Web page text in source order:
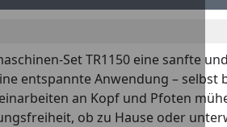
Set TR1150 eine
entspannte Anwendung –
an Kopf und Pfoten
ob zu Hause oder